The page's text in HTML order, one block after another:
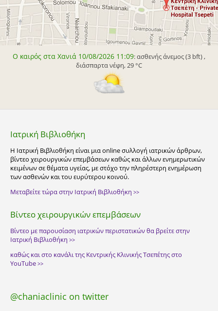
Ο καιρός στα Χανιά 10/08/2026 11:09: ασθενής άνεμος (3 bft) ,
διάσπαρτα νέφη, 29 °C
Ιατρική Βιβλιοθήκη
Η Ιατρική Βιβλιοθήκη είναι μια online συλλογή ιατρικών άρθρων,
βίντεο χειρουργικών επεμβάσεων καθώς και άλλων ενημερωτικών
κειμένων σε θέματα υγείας, με στόχο την πληρέστερη ενημέρωση
των ασθενών και του ευρύτερου κοινού.
Μεταβείτε τώρα στην Ιατρική Βιβλιοθήκη >>
Βίντεο χειρουργικών επεμβάσεων
Βίντεο με παρουσίαση ιατρικών περιστατικών θα βρείτε στην
Ιατρική Βιβλιοθήκη >>
καθώς και στο κανάλι της Κεντρικής Κλινικής Τσεπέτης στο
YouTube >>
@chaniaclinic on twitter